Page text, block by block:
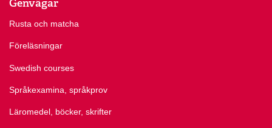
Rusta och matcha
Föreläsningar
Swedish courses
Språkexamina, språkprov
Läromedel, böcker, skrifter